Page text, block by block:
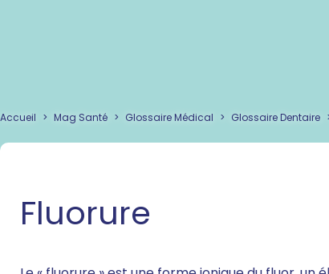
Accueil > Mag Santé > Glossaire Médical > Glossaire Dentaire
Fluorure